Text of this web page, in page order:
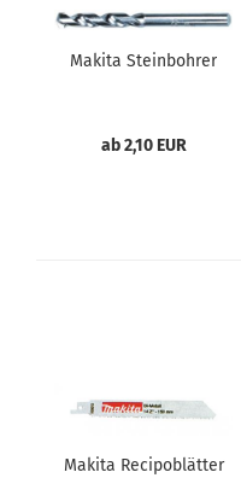
Makita Steinbohrer
ab 2,10 EUR
Makita Recipoblätter